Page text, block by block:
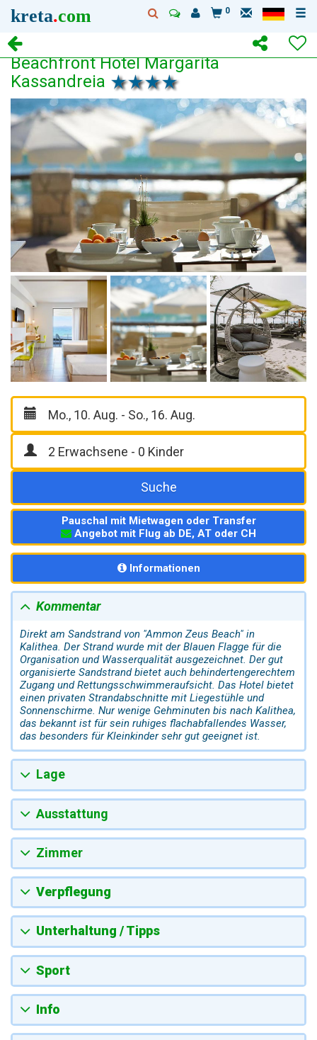
kreta.com 0
Beachfront Hotel Margarita
Kassandreia
Suche
Pauschal mit Mietwagen oder Transfer
Angebot mit Flug ab DE, AT oder CH
Informationen
Kommentar
Direkt am Sandstrand von "Ammon Zeus Beach" in
Kalithea. Der Strand wurde mit der Blauen Flagge für die
Organisation und Wasserqualität ausgezeichnet. Der gut
organisierte Sandstrand bietet auch behindertengerechtem
Zugang und Rettungsschwimmeraufsicht. Das Hotel bietet
einen privaten Strandabschnitte mit Liegestühle und
Sonnenschirme. Nur wenige Gehminuten bis nach Kalithea,
das bekannt ist für sein ruhiges flachabfallendes Wasser,
das besonders für Kleinkinder sehr gut geeignet ist.
Lage
Ausstattung
Zimmer
Verpflegung
Unterhaltung / Tipps
Sport
Info